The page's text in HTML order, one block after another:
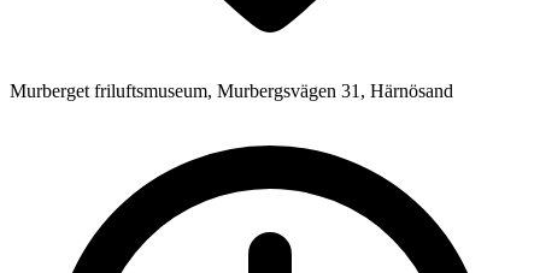
Murberget friluftsmuseum, Murbergsvägen 31, Härnösand